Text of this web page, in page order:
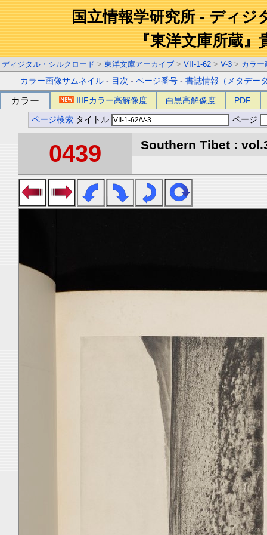
国立情報学研究所 - ディジ
『東洋文庫所蔵』
ディジタル・シルクロード > 東洋文庫アーカイブ > VII-1-62 > V-3 > カラー
カラー画像サムネイル - 目次 -ページ番号 -書誌情報（メタデー
カラー IIIFカラー高解像度 白黒高解像度 PDF
ページ検索 タイトル ページ
0439 Southern Tibet :